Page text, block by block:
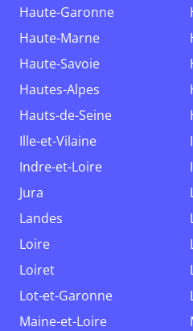
Haute-Garonne
Haute-Marne
Haute-Savoie
Hautes-Alpes
Hauts-de-Seine
Ille-et-Vilaine
Indre-et-Loire
Jura
Landes
Loire
Loiret
Lot-et-Garonne
Maine-et-Loire